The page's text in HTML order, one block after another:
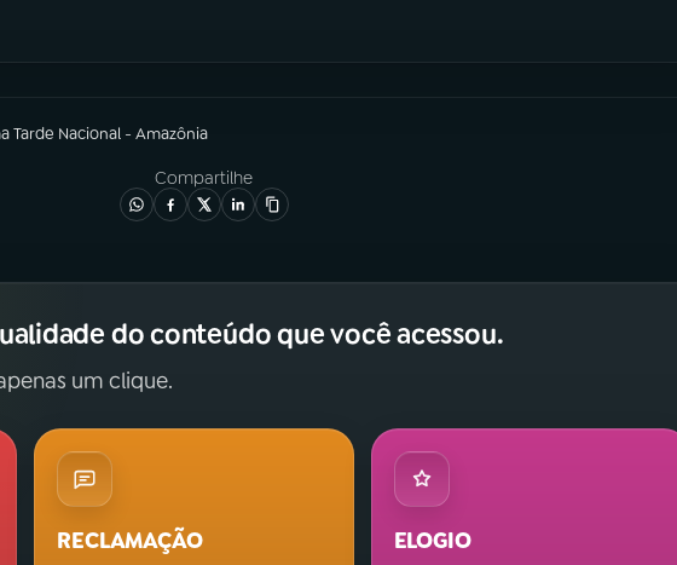
Tarde Nacional - Amazônia
Compartilhe
do conteúdo que você acessou.
um clique.
RECLAMAÇÃO ELOGIO